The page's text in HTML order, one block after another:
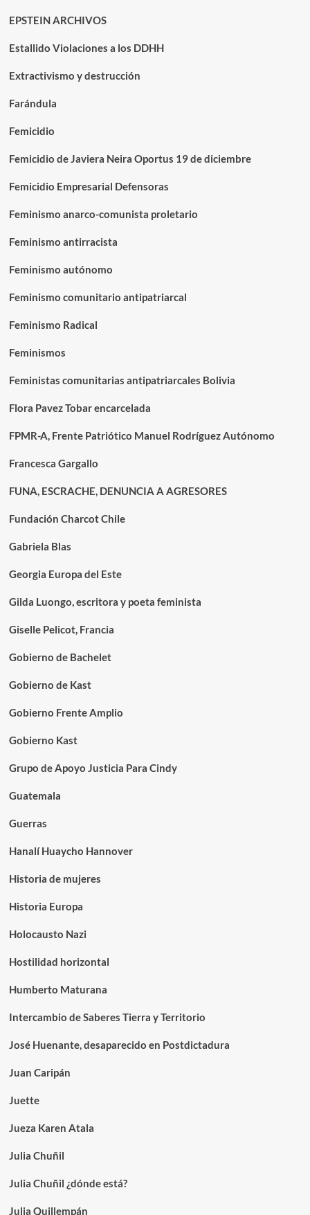
EPSTEIN ARCHIVOS
Estallido Violaciones a los DDHH
Extractivismo y destrucción
Farándula
Femicidio
Femicidio de Javiera Neira Oportus 19 de diciembre
Femicidio Empresarial Defensoras
Feminismo anarco-comunista proletario
Feminismo antirracista
Feminismo autónomo
Feminismo comunitario antipatriarcal
Feminismo Radical
Feminismos
Feministas comunitarias antipatriarcales Bolivia
Flora Pavez Tobar encarcelada
FPMR-A, Frente Patriótico Manuel Rodríguez Autónomo
Francesca Gargallo
FUNA, ESCRACHE, DENUNCIA A AGRESORES
Fundación Charcot Chile
Gabriela Blas
Georgia Europa del Este
Gilda Luongo, escritora y poeta feminista
Giselle Pelicot, Francia
Gobierno de Bachelet
Gobierno de Kast
Gobierno Frente Amplio
Gobierno Kast
Grupo de Apoyo Justicia Para Cindy
Guatemala
Guerras
Hanalí Huaycho Hannover
Historia de mujeres
Historia Europa
Holocausto Nazi
Hostilidad horizontal
Humberto Maturana
Intercambio de Saberes Tierra y Territorio
José Huenante, desaparecido en Postdictadura
Juan Caripán
Juette
Jueza Karen Atala
Julia Chuñil
Julia Chuñil ¿dónde está?
Julia Quillempán